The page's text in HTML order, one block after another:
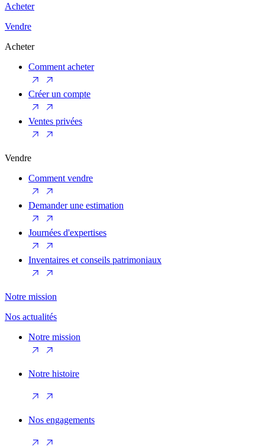
Acheter
Vendre
Acheter
Comment acheter
Créer un compte
Ventes privées
Vendre
Comment vendre
Demander une estimation
Journées d'expertises
Inventaires et conseils patrimoniaux
Notre mission
Nos actualités
Notre mission
Notre histoire
Nos engagements